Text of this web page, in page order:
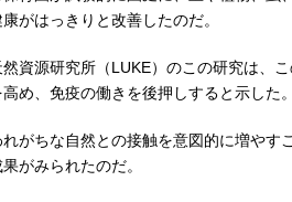
がはっきりと改善したのだ。
資源研究所（LUKE）のこの研究は、
め、免疫の働きを後押しすると示した。
がちな自然との接触を意図的に増やす
がみられたのだ。